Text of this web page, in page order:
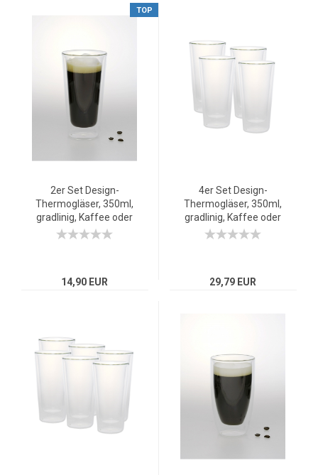
TOP
2er Set Design-
Thermogläser, 350ml,
gradlinig, Kaffee oder
Tee, doppelwandiges
14,90 EUR
4er Set Design-
Thermogläser, 350ml,
gradlinig, Kaffee oder
Tee, doppelwandiges
29,79 EUR